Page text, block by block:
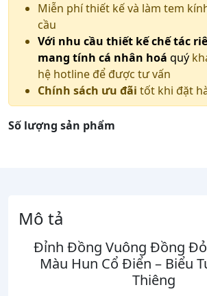
Miễn phí thiết kế và làm tem
cầu
Với nhu cầu thiết kế chế tác
mang tính cá nhân hoá quý
hệ hotline để được tư vấn
Chính sách ưu đãi tốt khi đặt
Số lượng sản phẩm
Mô tả
Đỉnh Đồng Vuông Đồng Đỏ
Màu Hun Cổ Điển – Biểu
Thiêng